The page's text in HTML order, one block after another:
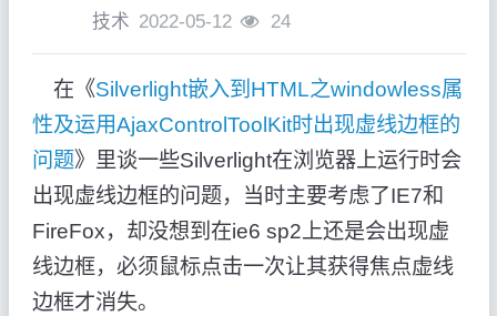
技术 2022-05-12 24
在《Silverlight嵌入到HTML之windowless属
性及运用AjaxControlToolKit时出现虚线边框的
问题》里谈一些Silverlight在浏览器上运行时会
出现虚线边框的问题，当时主要考虑了IE7和
FireFox，却没想到在ie6 sp2上还是会出现虚
线边框，必须鼠标点击一次让其获得焦点虚线
边框才消失。